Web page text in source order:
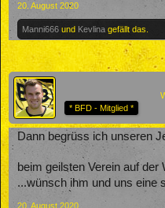
20. August 2020
Manni666 und Kevlina gefällt das.
* BFD - Mitglied *
Dann begrüss ich unseren
beim geilsten Verein auf der
...wünsch ihm und uns eine
20. August 2020